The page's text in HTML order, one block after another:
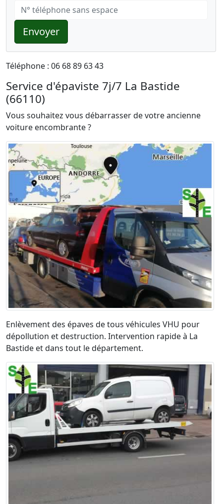
Envoyer
Téléphone : 06 68 89 63 43
Service d'épaviste 7j/7 La Bastide
(66110)
Vous souhaitez vous débarrasser de votre ancienne
voiture encombrante ?
Enlèvement des épaves de tous véhicules VHU pour
dépollution et destruction. Intervention rapide à La
Bastide et dans tout le département.